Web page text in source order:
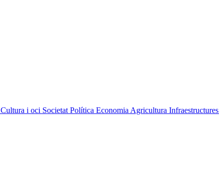
Cultura i oci Societat Política Economia Agricultura Infraestructures